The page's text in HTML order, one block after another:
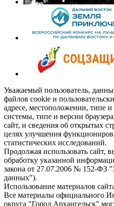
Уважаемый пользователь,
файлов cookie и
адресе, местоположении, типе
системы, типе и версии
сайт, и сведения об открытых
целях улучшения
статистических исследований.
Продолжая использовать сайт,
обработку указанной
закона от 27.07.2006 № 152-ФЗ
данных").
Использование материалов
Все материалы официального
округа "Город Архангельск"